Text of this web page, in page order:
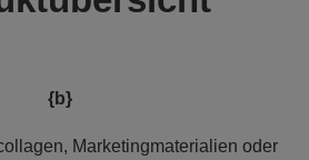
{b}
Marketingmaterialien oder